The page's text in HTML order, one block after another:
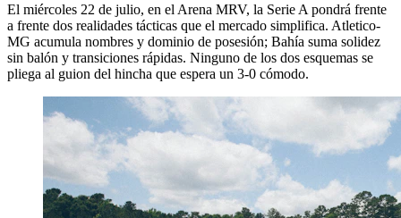
El miércoles 22 de julio, en el Arena MRV, la Serie A pondrá frente
a frente dos realidades tácticas que el mercado simplifica. Atletico-
MG acumula nombres y dominio de posesión; Bahía suma solidez
sin balón y transiciones rápidas. Ninguno de los dos esquemas se
pliega al guion del hincha que espera un 3-0 cómodo.